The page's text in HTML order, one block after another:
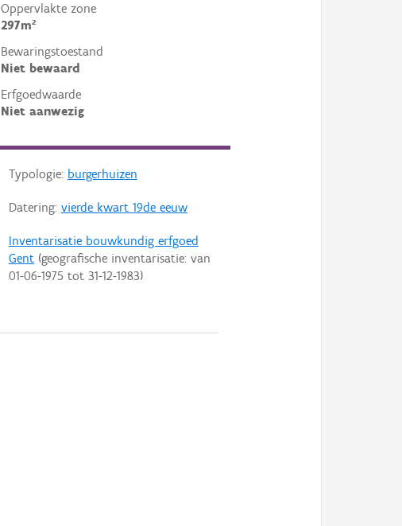
Oppervlakte zone
297m²
Bewaringstoestand
Niet bewaard
Erfgoedwaarde
Niet aanwezig
Typologie: burgerhuizen
Datering: vierde kwart 19de eeuw
Inventarisatie bouwkundig erfgoed
Gent(geografische inventarisatie: van
01-06-1975 tot 31-12-1983)